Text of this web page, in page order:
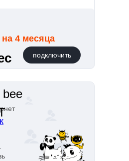
bee
подключить
на 4 месяца